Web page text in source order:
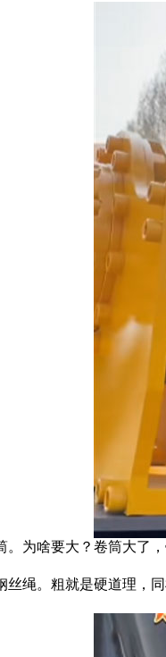
。为啥要大？卷筒大了
丝绳。粗就是硬道理，